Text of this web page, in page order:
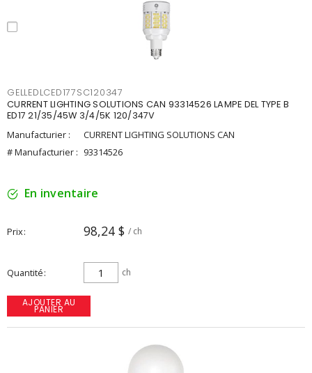
GELLEDLCED177SC120347
CURRENT LIGHTING SOLUTIONS CAN 93314526 LAMPE DEL TYPE B
ED17 21/35/45W 3/4/5K 120/347V
Manufacturier :
CURRENT LIGHTING SOLUTIONS CAN
# Manufacturier : 93314526
En inventaire
Prix 98,24 $ / ch
Quantité ch
AJOUTER AU
PANIER